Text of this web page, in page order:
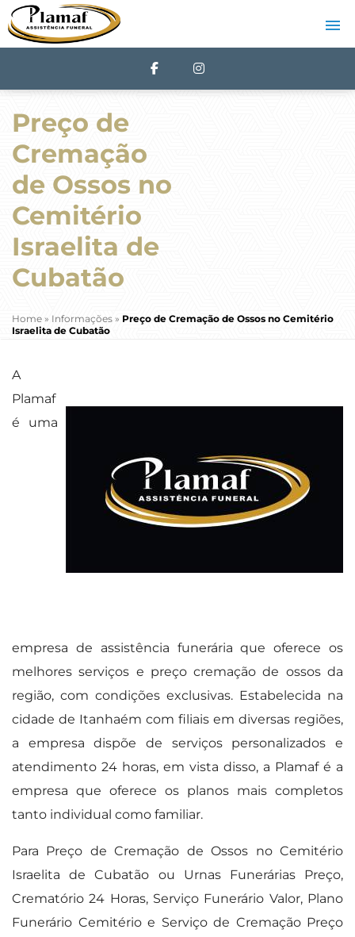
Preço de
Cremação
de Ossos no
Cemitério
Israelita de
Cubatão
Home » Informações » Preço de Cremação de Ossos no Cemitério
Israelita de Cubatão
A
Plamaf
é uma
empresa de assistência funerária que oferece os
melhores serviços e preço cremação de ossos da
região, com condições exclusivas. Estabelecida na
cidade de Itanhaém com filiais em diversas regiões,
a empresa dispõe de serviços personalizados e
atendimento 24 horas, em vista disso, a Plamaf é a
empresa que oferece os planos mais completos
tanto individual como familiar.
Para Preço de Cremação de Ossos no Cemitério
Israelita de Cubatão ou Urnas Funerárias Preço,
Crematório 24 Horas, Serviço Funerário Valor, Plano
Funerário Cemitério e Serviço de Cremação Preço